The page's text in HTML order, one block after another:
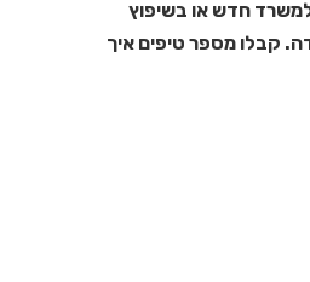
חדש או בשיפוץ
. קבלו מספר טיפים איך